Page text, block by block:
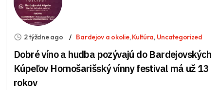
2 týždne ago Bardejov a okolie,Kultúra, Uncategorized
Dobré víno a hudba pozývajú do Bardejovských
Kúpeľov Hornošarišský vínny festival má už 13
rokov